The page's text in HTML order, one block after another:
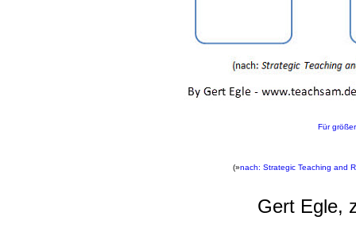
Für
(»nach: Strategic Teaching and
Gert Egle,